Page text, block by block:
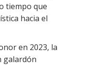
tiempo que
hacia el
en 2023, la
galardón